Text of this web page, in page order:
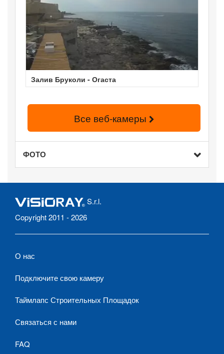
Залив Бруколи - Огаста
Все веб-камеры
ФОТО
S.r.l.
Copyright 2011 - 2026
О нас
Подключите свою камеру
Таймлапс Строительных Площадок
Связаться с нами
FAQ